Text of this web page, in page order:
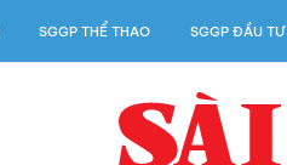
SGGP THỂ THAO SGGP ĐẦU TƯ